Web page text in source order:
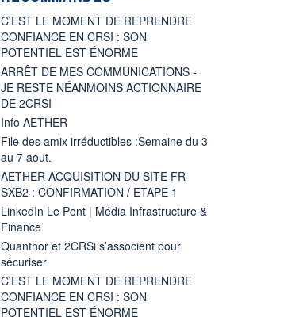
C'EST LE MOMENT DE REPRENDRE
CONFIANCE EN CRSI : SON
POTENTIEL EST ÉNORME
ARRÊT DE MES COMMUNICATIONS -
JE RESTE NÉANMOINS ACTIONNAIRE
DE 2CRSI
Info AETHER
File des amix irréductibles :Semaine du 3
au 7 aout.
AETHER ACQUISITION DU SITE FR
SXB2 : CONFIRMATION / ETAPE 1
LinkedIn Le Pont | Média Infrastructure &
Finance
Quanthor et 2CRSi s’associent pour
sécuriser
C'EST LE MOMENT DE REPRENDRE
CONFIANCE EN CRSI : SON
POTENTIEL EST ÉNORME